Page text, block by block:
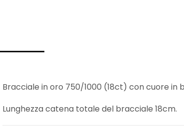
Bracciale in oro 750/1000 (18ct) con cuore in
Lunghezza catena totale del bracciale 18cm.